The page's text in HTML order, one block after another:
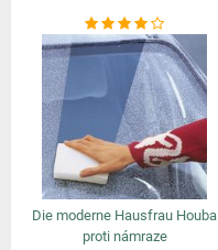
Die moderne Hausfrau Houba
proti námraze